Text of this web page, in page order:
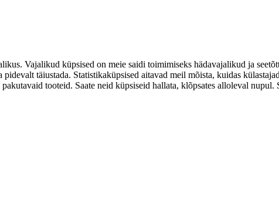
Vajalikud küpsised on meie saidi toimimiseks hädavajalikud ja
täiustada. Statistikaküpsised aitavad meil mõista, kuidas
tooteid. Saate neid küpsiseid hallata, klõpsates alloleval